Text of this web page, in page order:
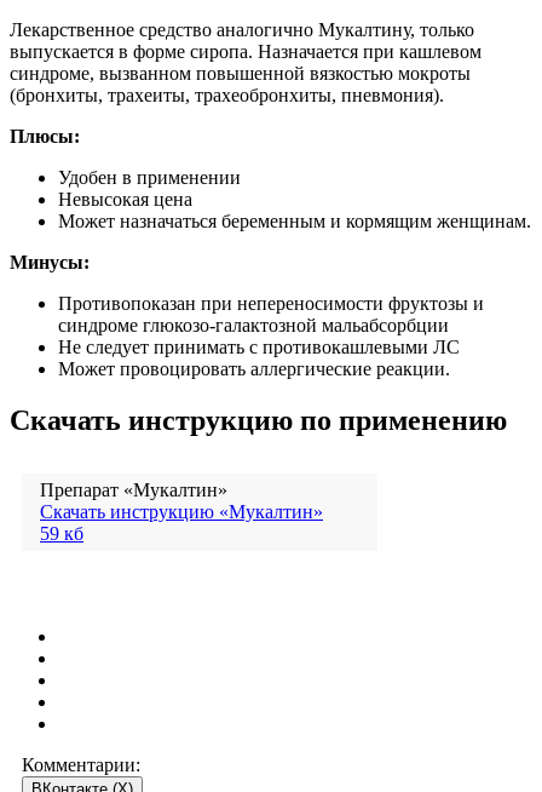
Лекарственное средство аналогично Мукалтину, только
выпускается в форме сиропа. Назначается при кашлевом
синдроме, вызванном повышенной вязкостью мокроты
(бронхиты, трахеиты, трахеобронхиты, пневмония).
Плюсы:
Удобен в применении
Невысокая цена
Может назначаться беременным и кормящим женщинам.
Минусы:
Противопоказан при непереносимости фруктозы и
синдроме глюкозо-галактозной мальабсорбции
Не следует принимать с противокашлевыми ЛС
Может провоцировать аллергические реакции.
Скачать инструкцию по применению
Препарат «Мукалтин»
Скачать инструкцию «Мукалтин»
59 кб
Комментарии: